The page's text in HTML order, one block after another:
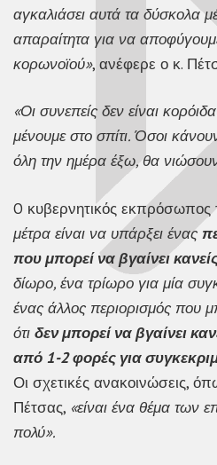
αγκαλιάσει αυτά τα δύσκολα
απαραίτητα για να
κορωνοϊού», ανέφερε ο κ.
«Οι συνεπείς δεν είναι
μένουμε στο σπίτι. Όσοι
όλη την ημέρα έξω, θα
O κυβερνητικός εκπρόσωπος
μέτρα είναι να υπάρξει ένας
που μπορεί να βγαίνει
δίωρο, ένα τρίωρο για μία
ένας άλλος περιορισμός που
ότι δεν μπορεί να βγαίνει
από 1-2 φορές για
Οι σχετικές ανακοινώσεις,
Πέτσας, «είναι ένα θέμα των
πολύ».